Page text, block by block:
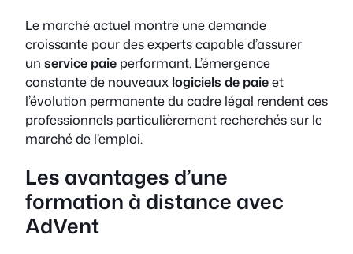
Le marché actuel montre une demande
croissante pour des experts capable d’assurer
un service paie performant. L’émergence
constante de nouveaux logiciels de paieet
l’évolution permanente du cadre légal rendent ces
professionnels particulièrement recherchés sur le
marché de l’emploi.
Les avantages d’une
formation à distance avec
AdVent